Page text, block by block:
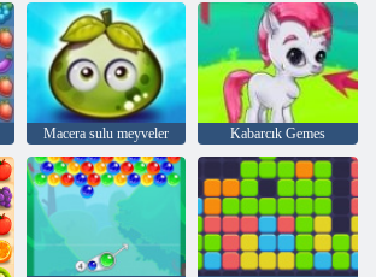
Macera sulu meyveler Kabarcık Gemes